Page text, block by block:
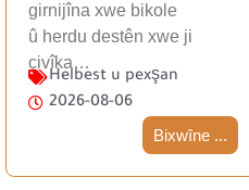
girnijîna xwe bikole
û herdu destên xwe ji
çivîka…
Helbest u pexşan
2026-08-06
Bixwîne ...